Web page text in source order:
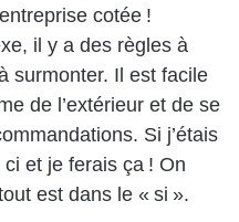
cotée !
il y a des règles à
surmonter. Il est facile
de l’extérieur et de se
Si j’étais
et je ferais ça ! On
est dans le « si ».